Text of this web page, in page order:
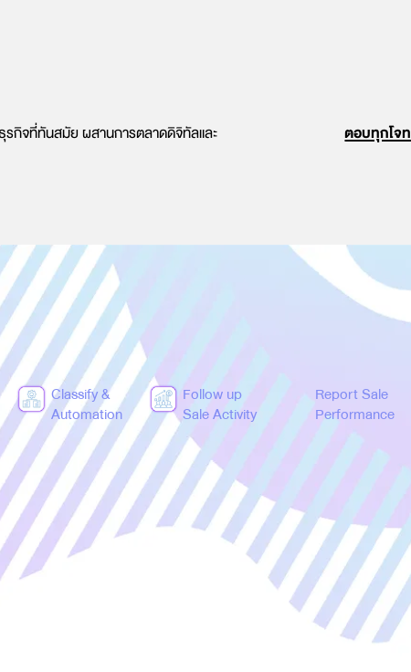
กิจที่ทันสมัย ผสานการตลาดดิจิทัลและ ตอบทุกโจ
Classify &
Automation
Follow up
Sale Activity
Report Sale
Performance